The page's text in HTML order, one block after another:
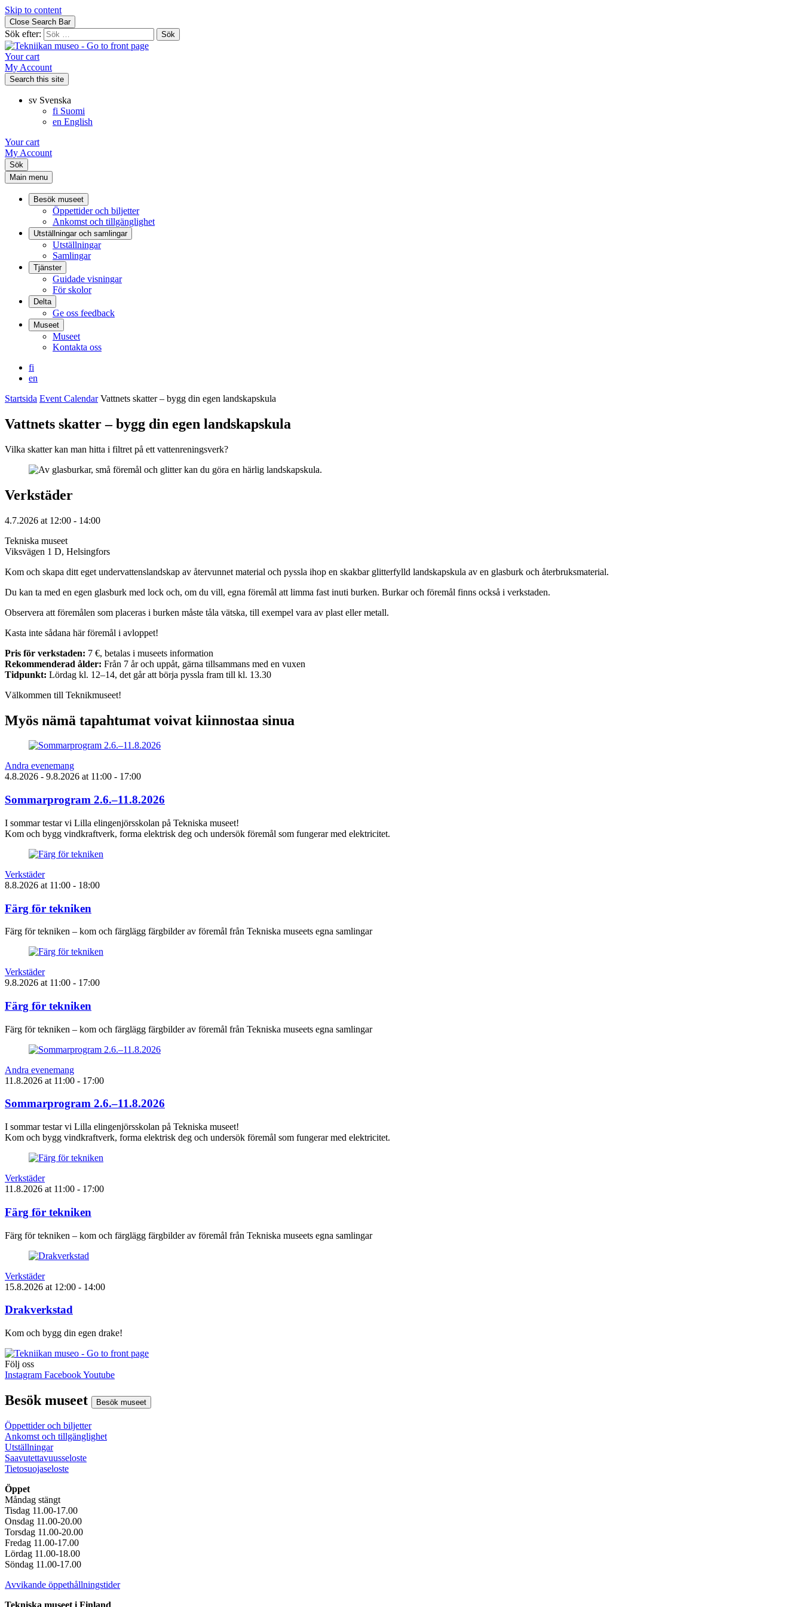
Skip to content
Close Search Bar
Sök efter:
Your cart
My Account
Search this site
sv Svenska
fi Suomi
en English
Your cart
My Account
Sök
Main menu
Besök museet
Öppettider och biljetter
Ankomst och tillgänglighet
Utställningar och samlingar
Utställningar
Samlingar
Tjänster
Guidade visningar
För skolor
Delta
Ge oss feedback
Museet
Museet
Kontakta oss
fi
en
Startsida Event Calendar Vattnets skatter – bygg din egen landskapskula
Vattnets skatter – bygg din egen landskapskula
Vilka skatter kan man hitta i filtret på ett vattenreningsverk?
Verkstäder
4.7.2026 at 12:00 - 14:00
Tekniska museet
Viksvägen 1 D, Helsingfors
Kom och skapa ditt eget undervattenslandskap av återvunnet material och pyssla ihop en skakbar glitterfylld landskapskula av en glasburk och återbruksmaterial.
Du kan ta med en egen glasburk med lock och, om du vill, egna föremål att limma fast inuti burken. Burkar och föremål finns också i verkstaden.
Observera att föremålen som placeras i burken måste tåla vätska, till exempel vara av plast eller metall.
Kasta inte sådana här föremål i avloppet!
Pris för verkstaden: 7 €, betalas i museets information
Rekommenderad ålder: Från 7 år och uppåt, gärna tillsammans med en vuxen
Tidpunkt: Lördag kl. 12–14, det går att börja pyssla fram till kl. 13.30
Välkommen till Teknikmuseet!
Myös nämä tapahtumat voivat kiinnostaa sinua
Andra evenemang
4.8.2026 - 9.8.2026 at 11:00 - 17:00
Sommarprogram 2.6.–11.8.2026
I sommar testar vi Lilla elingenjörsskolan på Tekniska museet!
Kom och bygg vindkraftverk, forma elektrisk deg och undersök föremål som fungerar med elektricitet.
Verkstäder
8.8.2026 at 11:00 - 18:00
Färg för tekniken
Färg för tekniken – kom och färglägg färgbilder av föremål från Tekniska museets egna samlingar
Verkstäder
9.8.2026 at 11:00 - 17:00
Färg för tekniken
Färg för tekniken – kom och färglägg färgbilder av föremål från Tekniska museets egna samlingar
Andra evenemang
11.8.2026 at 11:00 - 17:00
Sommarprogram 2.6.–11.8.2026
I sommar testar vi Lilla elingenjörsskolan på Tekniska museet!
Kom och bygg vindkraftverk, forma elektrisk deg och undersök föremål som fungerar med elektricitet.
Verkstäder
11.8.2026 at 11:00 - 17:00
Färg för tekniken
Färg för tekniken – kom och färglägg färgbilder av föremål från Tekniska museets egna samlingar
Verkstäder
15.8.2026 at 12:00 - 14:00
Drakverkstad
Kom och bygg din egen drake!
Följ oss
Instagram FacebookYoutube
Besök museet Besök museet
Öppettider och biljetter
Ankomst och tillgänglighet
Utställningar
Saavutettavuusseloste
Tietosuojaseloste
Öppet
Måndag stängt
Tisdag 11.00-17.00
Onsdag 11.00-20.00
Torsdag 11.00-20.00
Fredag 11.00-17.00
Lördag 11.00-18.00
Söndag 11.00-17.00
Avvikande öppethållningstider
Tekniska museet i Finland